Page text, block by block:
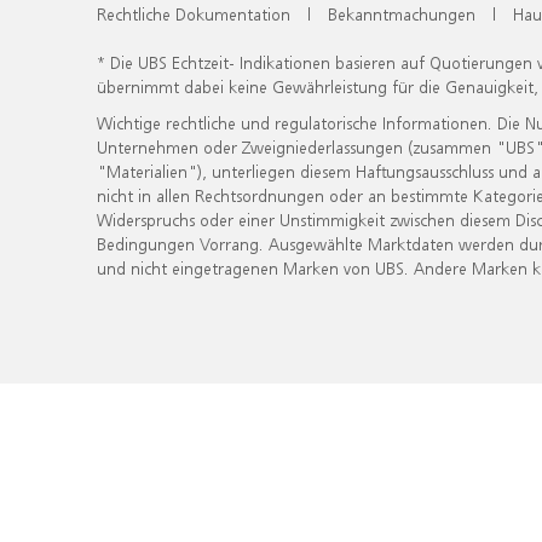
Rechtliche Dokumentation | Bekanntmachungen |
* Die UBS Echtzeit- Indikationen basieren auf
übernimmt dabei keine Gewährleistung für die
Wichtige rechtliche und regulatorische Informationen. Die
Unternehmen oder Zweigniederlassungen (zusammen
"Materialien"), unterliegen diesem Haftungsausschluss
nicht in allen Rechtsordnungen oder an bestimmte
Widerspruchs oder einer Unstimmigkeit zwischen diesem
Bedingungen Vorrang. Ausgewählte Marktdaten werden
und nicht eingetragenen Marken von UBS. Andere Marken